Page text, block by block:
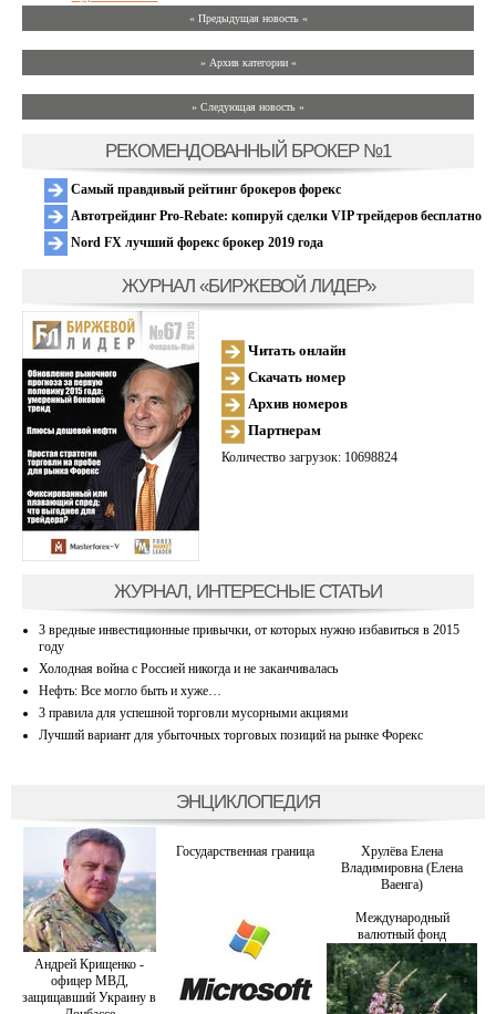
« Предыдущая новость «
» Архив категории «
» Следующая новость »
РЕКОМЕНДОВАННЫЙ БРОКЕР №1
Самый правдивый рейтинг брокеров форекс
Автотрейдинг Pro-Rebate: копируй сделки VIP трейдеров бесплатно
Nord FX лучший форекс брокер 2019 года
ЖУРНАЛ «БИРЖЕВОЙ ЛИДЕР»
Читать онлайн
Скачать номер
Архив номеров
Партнерам
Количество загрузок: 10698824
ЖУРНАЛ, ИНТЕРЕСНЫЕ СТАТЬИ
3 вредные инвестиционные привычки, от которых нужно избавиться в 2015
году
Холодная война с Россией никогда и не заканчивалась
Нефть: Все могло быть и хуже…
3 правила для успешной торговли мусорными акциями
Лучший вариант для убыточных торговых позиций на рынке Форекс
ЭНЦИКЛОПЕДИЯ
Андрей Крищенко -
офицер МВД,
защищавший Украину в
Государственная граница
Хрулёва Елена
Владимировна (Елена
Ваенга)
Международный
валютный фонд